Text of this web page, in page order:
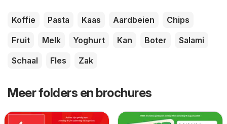
Koffie Pasta Kaas Aardbeien
Chips
Fruit
Melk Yoghurt Kan Boter
Salami
Schaal
Fles Zak
Meer folders en brochures